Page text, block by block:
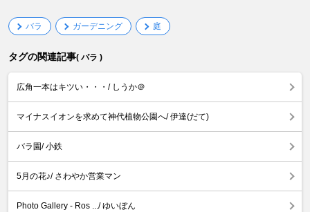
バラ ガーデニング 庭
タグの関連記事( バラ )
広角一本はキツい・・・/ しうか＠
マイナスイオンを求めて神代植物公園へ/ 伊達(だて)
バラ園/ 小鉄
5月の花♪/ さわやか営業マン
Photo Gallery - Ros .../ ゆいぼん